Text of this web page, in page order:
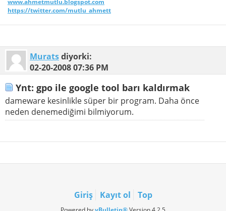
www.ahmetmutlu.blogspot.com
https://twitter.com/mutlu_ahmett
Muratsdiyorki:
02-20-200807:36 PM
Ynt: gpo ile google tool barı kaldırmak
dameware kesinlikle süper bir program. Daha önce
neden denemediğimi bilmiyorum.
Giriş Kayıt ol Top